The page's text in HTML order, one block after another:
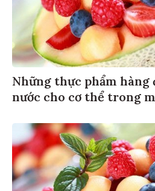
Những thực phẩm hàng
nước cho cơ thể trong